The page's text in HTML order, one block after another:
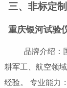
三、非标定
重庆银河试验
品牌介绍：国
耕军工、航空领
经验。 专业能力